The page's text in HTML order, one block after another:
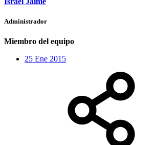
Administrador
Miembro del equipo
25 Ene 2015